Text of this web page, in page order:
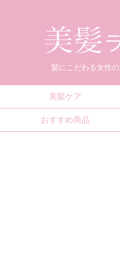
髪にこだわる女性
美髪ケア
おすすめ商品